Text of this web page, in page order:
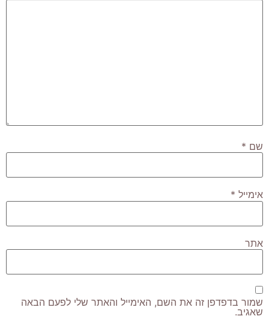
שם *
אימייל *
אתר
שמור בדפדפן זה את השם, האימייל והאתר שלי לפעם הבאה
שאגיב.